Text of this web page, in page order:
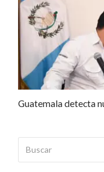
Guatemala detecta